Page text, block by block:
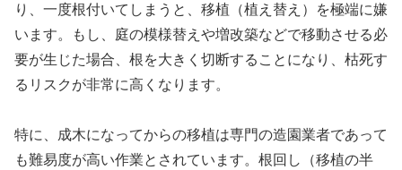
り、一度根付いてしまうと、移植（植え替え）を極端に嫌
います。もし、庭の模様替えや増改築などで移動させる必
要が生じた場合、根を大きく切断することになり、枯死す
るリスクが非常に高くなります。
特に、成木になってからの移植は専門の造園業者であって
も難易度が高い作業とされています。根回し（移植の半